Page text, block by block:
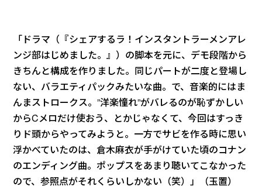
「ドラマ（『シェアするラ！インスタントラーメンアレ
ンジ部はじめました。』）の脚本を元に、デモ段階から
きちんと構成を作りました。同じパートが二度と登場し
ない、バラエティパックみたいな曲。で、音楽的にはま
んまストロークス。”洋楽憧れ”がバレるのが恥ずかしい
からCメロだけ使おう、とかじゃなくて、今回はすっき
りド頭からやってみようと。一方でサビを作る時に思い
浮かべていたのは、倉木麻衣が手がけていた頃のコナン
のエンディング曲。ポップスをあまり聴いてこなかった
ので、参照点がそれくらいしかない（笑）」（玉置）